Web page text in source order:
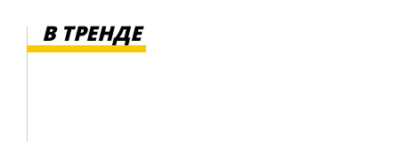
В ТРЕНДЕ